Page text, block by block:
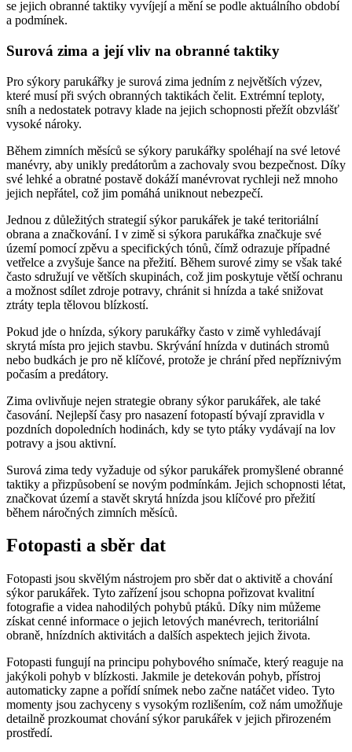
se jejich obranné taktiky vyvíjejí a mění se podle aktuálního období
a podmínek.
Surová zima a její vliv na obranné taktiky
Pro sýkory parukářky je surová zima jedním z největších výzev,
které musí při svých obranných taktikách čelit. Extrémní teploty,
sníh a nedostatek potravy klade na jejich schopnosti přežít obzvlášť
vysoké nároky.
Během zimních měsíců se sýkory parukářky spoléhají na své letové
manévry, aby unikly predátorům a zachovaly svou bezpečnost. Díky
své lehké a obratné postavě dokáží manévrovat rychleji než mnoho
jejich nepřátel, což jim pomáhá uniknout nebezpečí.
Jednou z důležitých strategií sýkor parukářek je také teritoriální
obrana a značkování. I v zimě si sýkora parukářka značkuje své
území pomocí zpěvu a specifických tónů, čímž odrazuje případné
vetřelce a zvyšuje šance na přežití. Během surové zimy se však také
často sdružují ve větších skupinách, což jim poskytuje větší ochranu
a možnost sdílet zdroje potravy, chránit si hnízda a také snižovat
ztráty tepla tělovou blízkostí.
Pokud jde o hnízda, sýkory parukářky často v zimě vyhledávají
skrytá místa pro jejich stavbu. Skrývání hnízda v dutinách stromů
nebo budkách je pro ně klíčové, protože je chrání před nepříznivým
počasím a predátory.
Zima ovlivňuje nejen strategie obrany sýkor parukářek, ale také
časování. Nejlepší časy pro nasazení fotopastí bývají zpravidla v
pozdních dopoledních hodinách, kdy se tyto ptáky vydávají na lov
potravy a jsou aktivní.
Surová zima tedy vyžaduje od sýkor parukářek promyšlené obranné
taktiky a přizpůsobení se novým podmínkám. Jejich schopnosti létat,
značkovat území a stavět skrytá hnízda jsou klíčové pro přežití
během náročných zimních měsíců.
Fotopasti a sběr dat
Fotopasti jsou skvělým nástrojem pro sběr dat o aktivitě a chování
sýkor parukářek. Tyto zařízení jsou schopna pořizovat kvalitní
fotografie a videa nahodilých pohybů ptáků. Díky nim můžeme
získat cenné informace o jejich letových manévrech, teritoriální
obraně, hnízdních aktivitách a dalších aspektech jejich života.
Fotopasti fungují na principu pohybového snímače, který reaguje na
jakýkoli pohyb v blízkosti. Jakmile je detekován pohyb, přístroj
automaticky zapne a pořídí snímek nebo začne natáčet video. Tyto
momenty jsou zachyceny s vysokým rozlišením, což nám umožňuje
detailně prozkoumat chování sýkor parukářek v jejich přirozeném
prostředí.